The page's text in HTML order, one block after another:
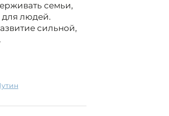
семьи,
для людей.
сильной,